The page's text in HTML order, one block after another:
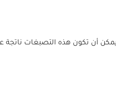
أن تكون هذه التصبغات ناتجة